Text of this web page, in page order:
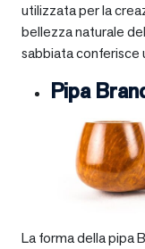
utilizzata per la
bellezza naturale
sabbiata conferisce
Pipa
La forma della pipa